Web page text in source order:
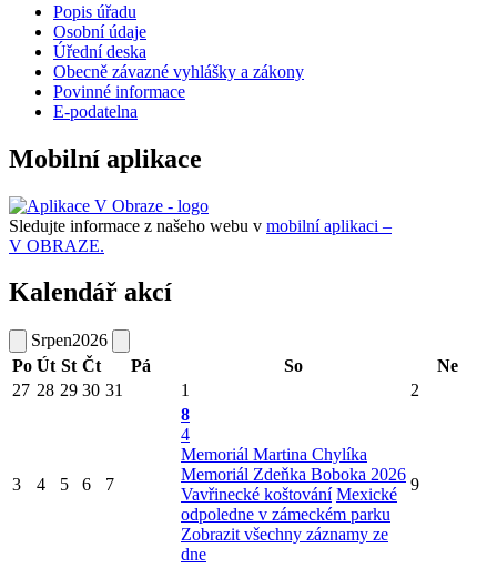
Popis úřadu
Osobní údaje
Úřední deska
Obecně závazné vyhlášky a zákony
Povinné informace
E-podatelna
Mobilní aplikace
Sledujte informace z našeho webu v mobilní aplikaci –
V OBRAZE.
Kalendář akcí
Srpen2026
Po Út St Čt Pá So
Ne
27 28 29 30 31 1 2
3 4 5 6 7
8
4
Memoriál Martina Chylíka
Memoriál Zdeňka Boboka 2026
Vavřinecké koštování Mexické
odpoledne v zámeckém parku
Zobrazit všechny záznamy ze
dne
9